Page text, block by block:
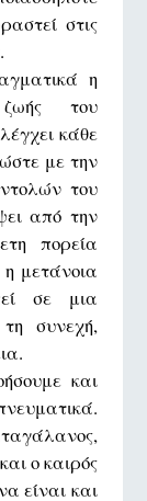
στις
η
του
κάθε
με την
του
από την
πορεία
μετάνοια
σε μια
συνεχή,
και
ο καιρός
είναι και